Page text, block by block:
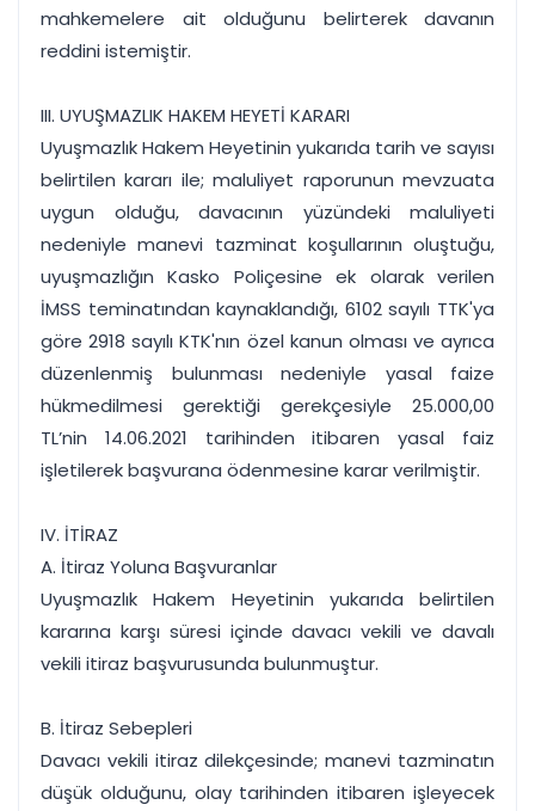
mahkemelere ait olduğunu belirterek davanın
reddini istemiştir.
III. UYUŞMAZLIK HAKEM HEYETİ KARARI
Uyuşmazlık Hakem Heyetinin yukarıda tarih ve sayısı
belirtilen kararı ile; maluliyet raporunun mevzuata
uygun olduğu, davacının yüzündeki maluliyeti
nedeniyle manevi tazminat koşullarının oluştuğu,
uyuşmazlığın Kasko Poliçesine ek olarak verilen
İMSS teminatından kaynaklandığı, 6102 sayılı TTK'ya
göre 2918 sayılı KTK'nın özel kanun olması ve ayrıca
düzenlenmiş bulunması nedeniyle yasal faize
hükmedilmesi gerektiği gerekçesiyle 25.000,00
TL’nin 14.06.2021 tarihinden itibaren yasal faiz
işletilerek başvurana ödenmesine karar verilmiştir.
IV. İTİRAZ
A. İtiraz Yoluna Başvuranlar
Uyuşmazlık Hakem Heyetinin yukarıda belirtilen
kararına karşı süresi içinde davacı vekili ve davalı
vekili itiraz başvurusunda bulunmuştur.
B. İtiraz Sebepleri
Davacı vekili itiraz dilekçesinde; manevi tazminatın
düşük olduğunu, olay tarihinden itibaren işleyecek